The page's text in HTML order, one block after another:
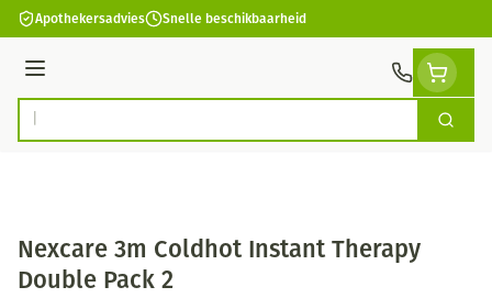
Ga naar de inhoud
Apothekersadvies Snelle beschikbaarheid
Menu
Product, merk, categorie... Zoek
Nexcare 3m Coldhot Instant Therapy
Double Pack 2